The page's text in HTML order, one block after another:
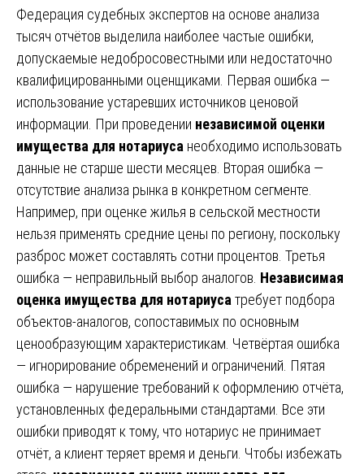
Федерация судебных экспертов на основе анализа
тысяч отчётов выделила наиболее частые ошибки,
допускаемые недобросовестными или недостаточно
квалифицированными оценщиками. Первая ошибка —
использование устаревших источников ценовой
информации. При проведении независимой оценки
имущества для нотариуса необходимо использовать
данные не старше шести месяцев. Вторая ошибка —
отсутствие анализа рынка в конкретном сегменте.
Например, при оценке жилья в сельской местности
нельзя применять средние цены по региону, поскольку
разброс может составлять сотни процентов. Третья
ошибка — неправильный выбор аналогов. Независимая
оценка имущества для нотариуса требует подбора
объектов-аналогов, сопоставимых по основным
ценообразующим характеристикам. Четвёртая ошибка
— игнорирование обременений и ограничений. Пятая
ошибка — нарушение требований к оформлению отчёта,
установленных федеральными стандартами. Все эти
ошибки приводят к тому, что нотариус не принимает
отчёт, а клиент теряет время и деньги. Чтобы избежать